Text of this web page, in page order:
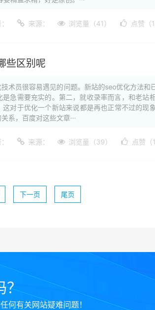
来源： 浏览量（41） 点赞（
些区别呢
术员很容易遇见的问题。新站的seo优化方法和
急需要充实的。第二，就收录率而言，和老站
对于优化一个新站来说都是再也正常不过的现
系，百度对这些文章···
来源： 浏览量（39） 点赞（
下一页 尾页
？
何有关网站疑难问题！